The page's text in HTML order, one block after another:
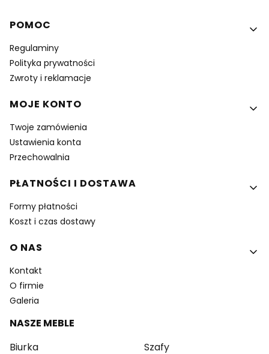
Linki w stopce
POMOC
Regulaminy
Polityka prywatności
Zwroty i reklamacje
MOJE KONTO
Twoje zamówienia
Ustawienia konta
Przechowalnia
PŁATNOŚCI I DOSTAWA
Formy płatności
Koszt i czas dostawy
O NAS
Kontakt
O firmie
Galeria
NASZE MEBLE
Biurka
Szafy